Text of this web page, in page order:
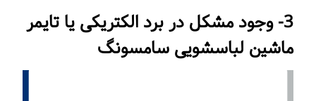
3- وجود مشکل در برد الکتریکی یا تایمر
ماشین لباسشویی سامسونگ